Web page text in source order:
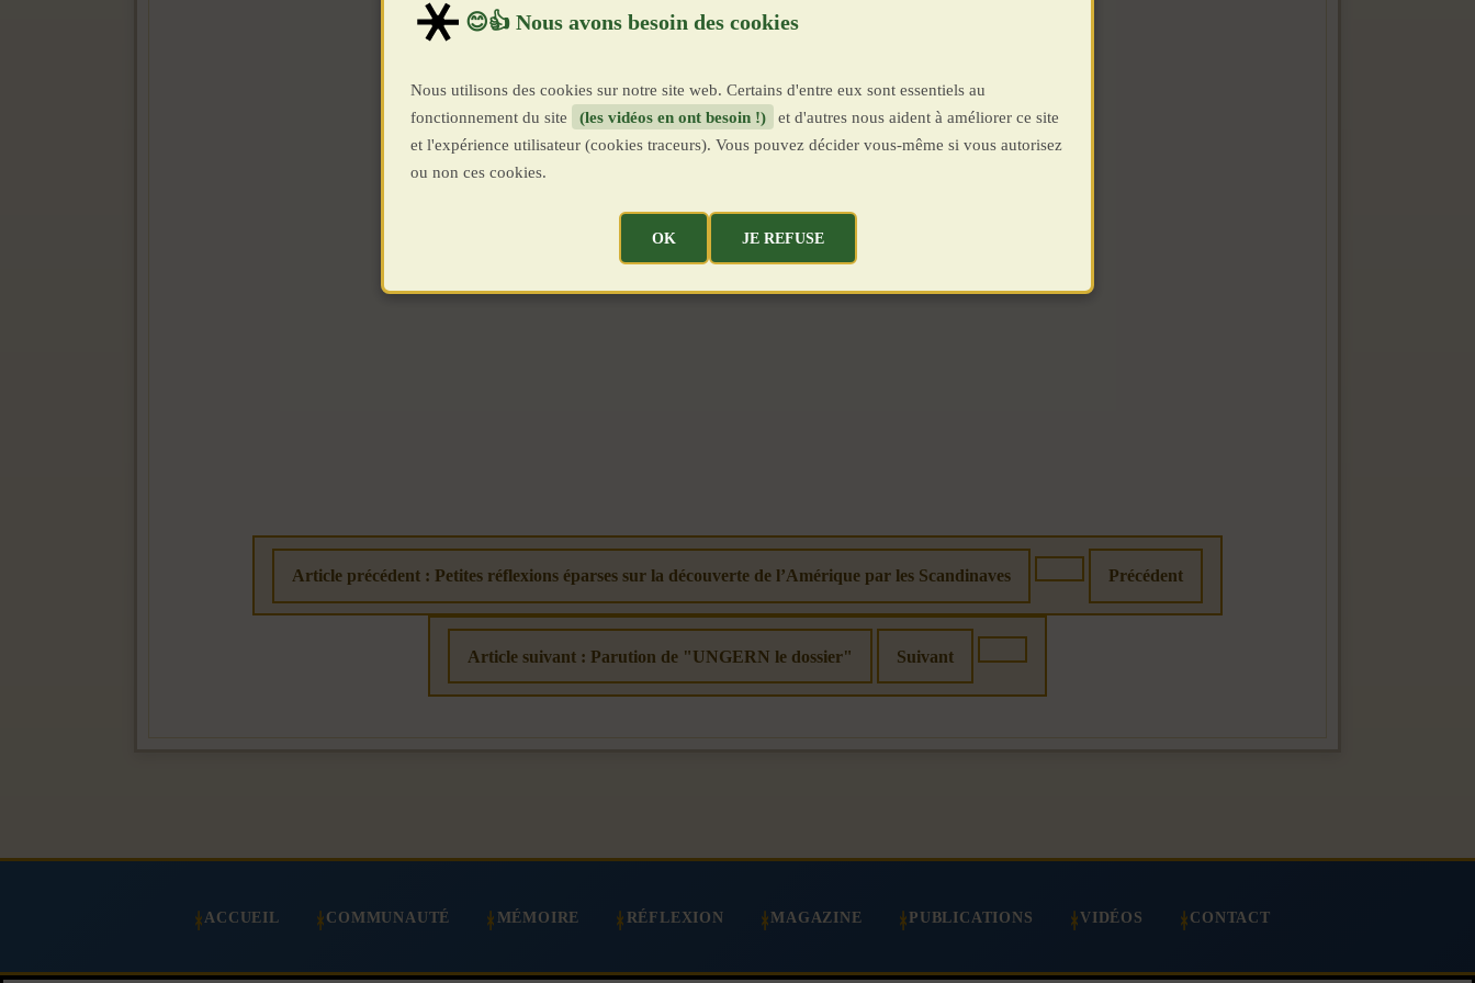
Article précédent : Petites réflexions éparses sur la découverte de l’Amérique par les Scandinaves Précédent
Article suivant : Parution de "UNGERN le dossier" Suivant
ACCUEIL COMMUNAUTÉ MÉMOIRE RÉFLEXION MAGAZINE PUBLICATIONS VIDÉOS CONTACT
Nous utilisons des cookies sur notre site web. Certains d'entre eux sont essentiels au
fonctionnement du site
(les vidéos en ont besoin !)
et d'autres nous aident à améliorer ce site
et l'expérience utilisateur (cookies traceurs). Vous pouvez décider vous-même si vous autorisez
ou non ces cookies.
OK JE REFUSE